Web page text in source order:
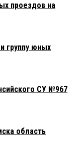
проездов на
группу юных
СУ №967
область